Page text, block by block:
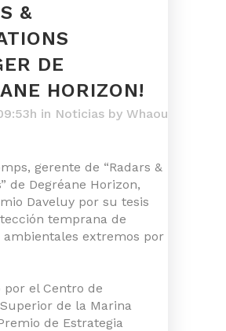
&
DE
HORIZON!
in Noticias by Whaou
gerente de “Radars &
de Degréane Horizon,
Daveluy por su tesis
temprana de
ambientales extremos por
por el Centro de
de la Marina
de Estrategia